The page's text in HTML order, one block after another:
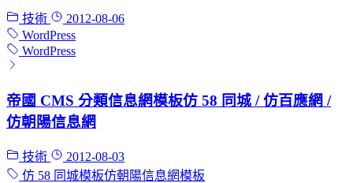
技術
2012-08-06
WordPress
WordPress
帝國 CMS 分類信息網模板仿 58 同城 / 仿百應網 /
仿朝陽信息網
技術
2012-08-03
仿 58 同城模板仿朝陽信息網模板